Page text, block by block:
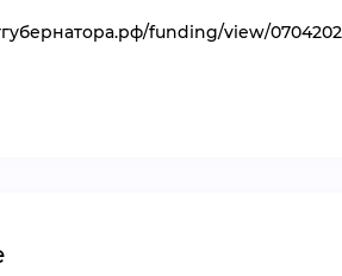
funding/view/